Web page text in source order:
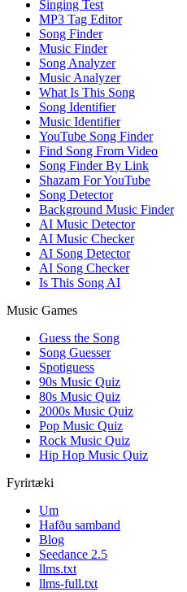
Singing Test
MP3 Tag Editor
Song Finder
Music Finder
Song Analyzer
Music Analyzer
What Is This Song
Song Identifier
Music Identifier
YouTube Song Finder
Find Song From Video
Song Finder By Link
Shazam For YouTube
Song Detector
Background Music Finder
AI Music Detector
AI Music Checker
AI Song Detector
AI Song Checker
Is This Song AI
Music Games
Guess the Song
Song Guesser
Spotiguess
90s Music Quiz
80s Music Quiz
2000s Music Quiz
Pop Music Quiz
Rock Music Quiz
Hip Hop Music Quiz
Fyrirtæki
Um
Hafðu samband
Blog
Seedance 2.5
llms.txt
llms-full.txt